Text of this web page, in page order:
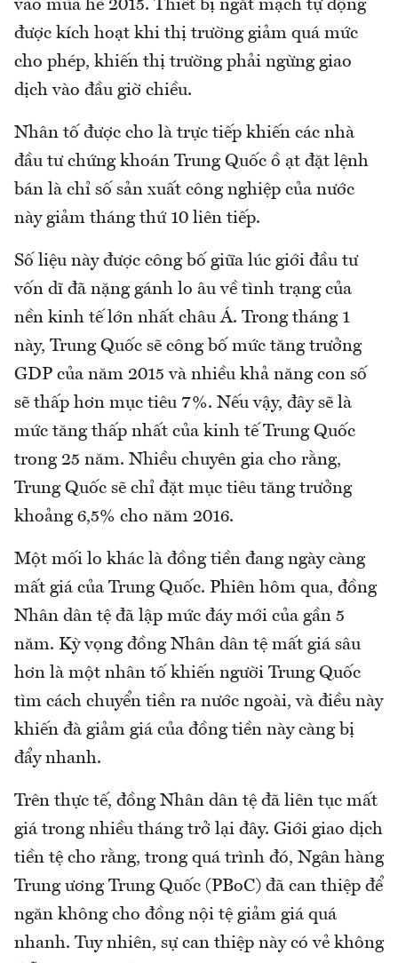
vào mùa hè 2015. Thiết bị ngắt mạch tự động
được kích hoạt khi thị trường giảm quá mức
cho phép, khiến thị trường phải ngừng giao
dịch vào đầu giờ chiều.
Nhân tố được cho là trực tiếp khiến các nhà
đầu tư chứng khoán Trung Quốc ồ ạt đặt lệnh
bán là chỉ số sản xuất công nghiệp của nước
này giảm tháng thứ 10 liên tiếp.
Số liệu này được công bố giữa lúc giới đầu tư
vốn dĩ đã nặng gánh lo âu về tình trạng của
nền kinh tế lớn nhất châu Á. Trong tháng 1
này, Trung Quốc sẽ công bố mức tăng trưởng
GDP của năm 2015 và nhiều khả năng con số
sẽ thấp hơn mục tiêu 7%. Nếu vậy, đây sẽ là
mức tăng thấp nhất của kinh tế Trung Quốc
trong 25 năm. Nhiều chuyên gia cho rằng,
Trung Quốc sẽ chỉ đặt mục tiêu tăng trưởng
khoảng 6,5% cho năm 2016.
Một mối lo khác là đồng tiền đang ngày càng
mất giá của Trung Quốc. Phiên hôm qua, đồng
Nhân dân tệ đã lập mức đáy mới của gần 5
năm. Kỳ vọng đồng Nhân dân tệ mất giá sâu
hơn là một nhân tố khiến người Trung Quốc
tìm cách chuyển tiền ra nước ngoài, và điều này
khiến đà giảm giá của đồng tiền này càng bị
đẩy nhanh.
Trên thực tế, đồng Nhân dân tệ đã liên tục mất
giá trong nhiều tháng trở lại đây. Giới giao dịch
tiền tệ cho rằng, trong quá trình đó, Ngân hàng
Trung ương Trung Quốc (PBoC) đã can thiệp để
ngăn không cho đồng nội tệ giảm giá quá
nhanh. Tuy nhiên, sự can thiệp này có vẻ không